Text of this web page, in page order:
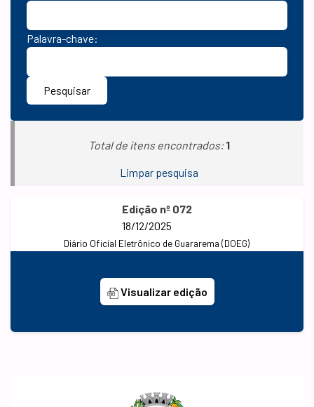
Palavra-chave:
Pesquisar
Total de itens encontrados: 1
Limpar pesquisa
Edição nº 072
18/12/2025
Diário Oficial Eletrônico de Guararema (DOEG)
Visualizar edição